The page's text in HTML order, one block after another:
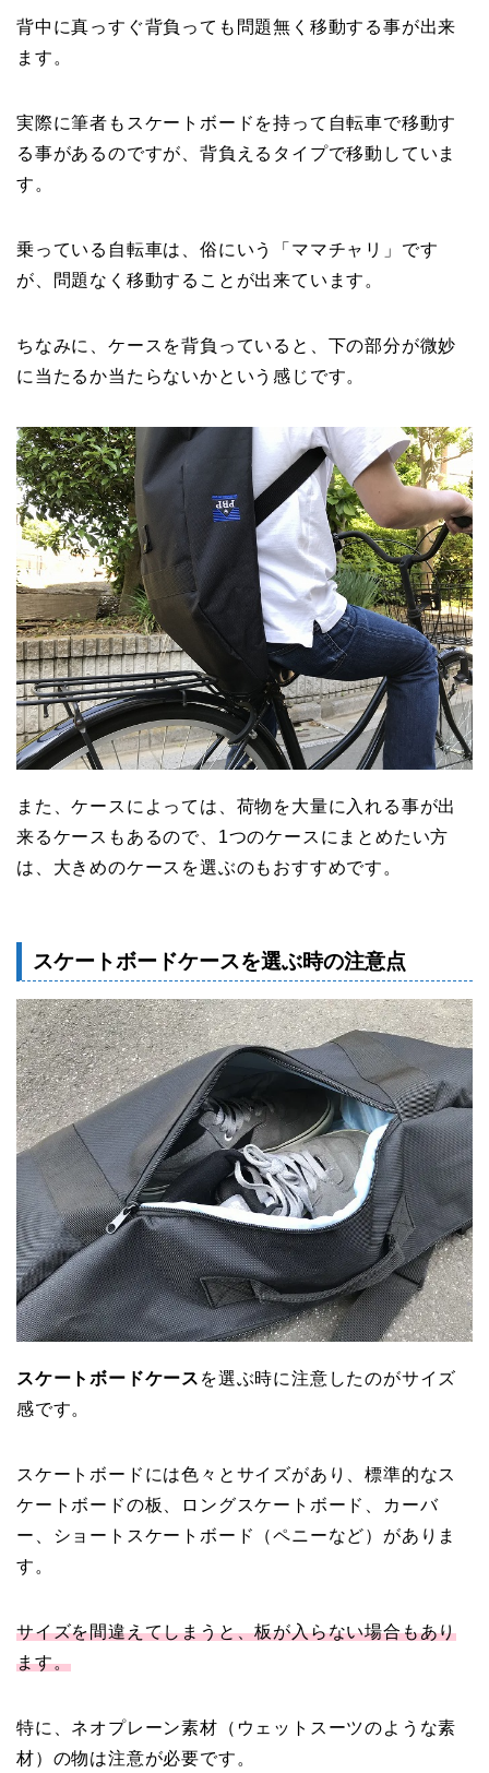
背中に真っすぐ背負っても問題無く移動する事が出来
ます。
実際に筆者もスケートボードを持って自転車で移動す
る事があるのですが、背負えるタイプで移動していま
す。
乗っている自転車は、俗にいう「ママチャリ」です
が、問題なく移動することが出来ています。
ちなみに、ケースを背負っていると、下の部分が微妙
に当たるか当たらないかという感じです。
また、ケースによっては、荷物を大量に入れる事が出
来るケースもあるので、1つのケースにまとめたい方
は、大きめのケースを選ぶのもおすすめです。
スケートボードケースを選ぶ時の注意点
スケートボードケース を選ぶ時に注意したのがサイズ
感です。
スケートボードには色々とサイズがあり、標準的なス
ケートボードの板、ロングスケートボード、カーバ
ー、ショートスケートボード（ペニーなど）がありま
す。
サイズを間違えてしまうと、板が入らない場合もあり
ます。
特に、ネオプレーン素材（ウェットスーツのような素
材）の物は注意が必要です。